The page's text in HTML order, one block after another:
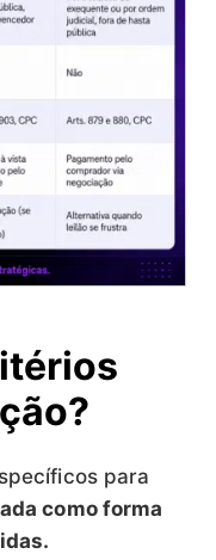
para
como forma